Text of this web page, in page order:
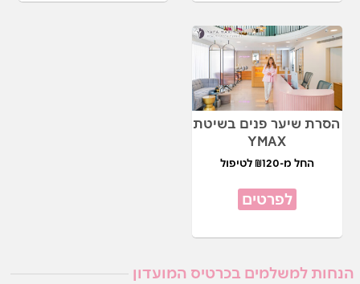
הסרת שיער פנים בשיטת
YMAX
החל מ-₪120 לטיפול
לפרטים
הנחות למשלמים בכרטיס המועדון